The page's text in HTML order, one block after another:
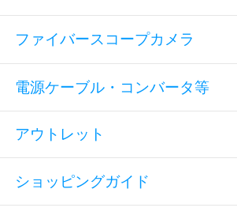
ファイバースコープカメラ
電源ケーブル・コンバータ等
アウトレット
ショッピングガイド